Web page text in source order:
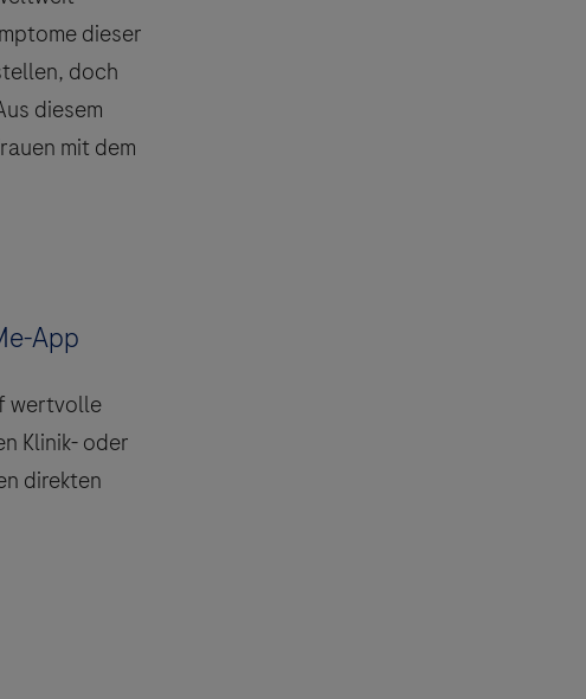
dieser
doch
diesem
mit dem
App
wertvolle
Klinik- oder
direkten